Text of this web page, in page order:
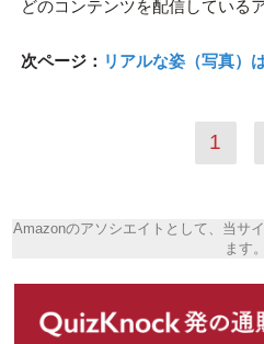
どのコンテンツを配信している
次ページ： リアルな姿（写真）
1
Amazonのアソシエイトとして、当サ
ます。